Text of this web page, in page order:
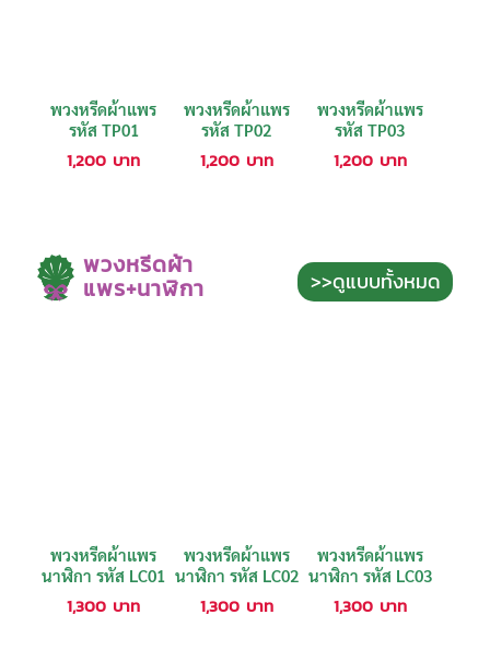
พวงหรีดผ้าแพร
รหัส TP01
1,200 บาท
พวงหรีดผ้าแพร
รหัส TP02
1,200 บาท
พวงหรีดผ้าแพร
รหัส TP03
1,200 บาท
พวงหรีดผ้า
แพร+นาฬิกา >>ดูแบบทั้งหมด
พวงหรีดผ้าแพร
นาฬิกา รหัส LC01
1,300 บาท
พวงหรีดผ้าแพร
นาฬิกา รหัส LC02
1,300 บาท
พวงหรีดผ้าแพร
นาฬิกา รหัส LC03
1,300 บาท